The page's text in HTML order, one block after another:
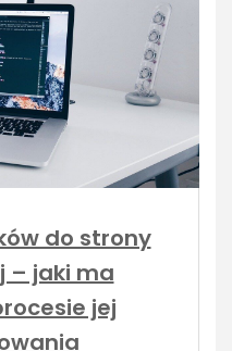
do strony
– jaki ma
jej